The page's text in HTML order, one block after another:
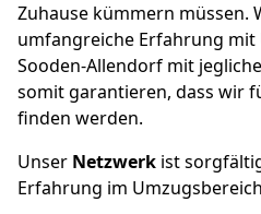
Zuhause kümmern
umfangreiche Erfahrung mit
Sooden-Allendorf mit
somit garantieren, dass wir
finden werden.
Unser Netzwerk ist
Erfahrung im